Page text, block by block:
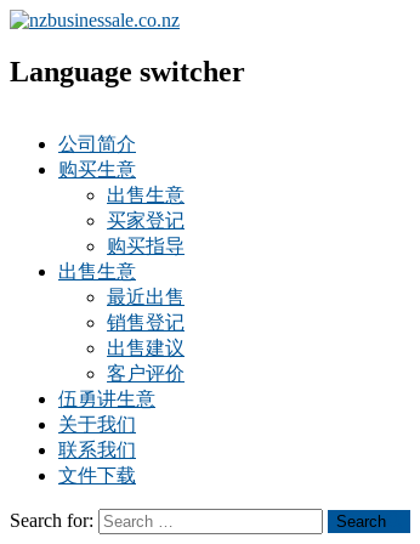
Language switcher
公司简介
购买生意
出售生意
买家登记
购买指导
出售生意
最近出售
销售登记
出售建议
客户评价
伍勇讲生意
关于我们
联系我们
文件下载
Search for: Search